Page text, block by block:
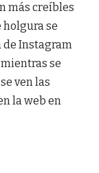
más creíbles
holgura se
de Instagram
se
ven las
la web en